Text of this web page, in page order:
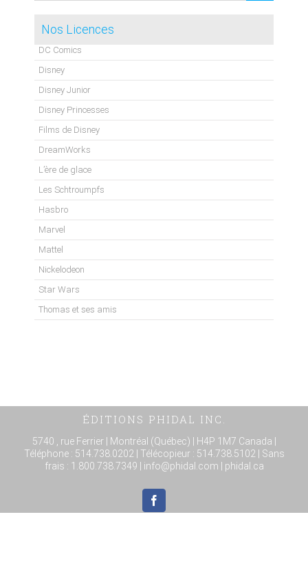
Nos Licences
DC Comics
Disney
Disney Junior
Disney Princesses
Films de Disney
DreamWorks
L’ère de glace
Les Schtroumpfs
Hasbro
Marvel
Mattel
Nickelodeon
Star Wars
Thomas et ses amis
ÉDITIONS PHIDAL INC.
5740 , rue Ferrier | Montréal (Québec) | H4P 1M7 Canada |
Téléphone : 514.738.0202 | Télécopieur : 514.738.5102 | Sans
frais : 1.800.738.7349 info@phidal.com | phidal.ca